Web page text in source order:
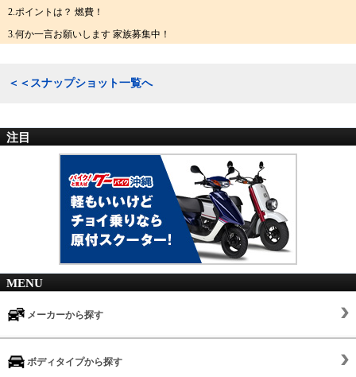
2.ポイントは？ 燃費！
3.何か一言お願いします 家族募集中！
＜＜スナップショット一覧へ
注目
MENU
メーカーから探す
ボディタイプから探す